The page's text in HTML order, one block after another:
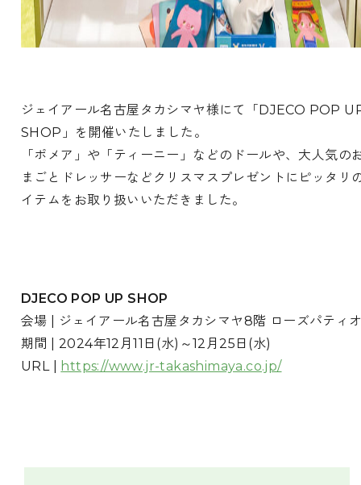
ジェイアール名古屋タカシマヤ様にて「DJECO POP
SHOP」を開催いたしました。
「ポメア」や「ティーニー」などのドールや、大人気の
まごとドレッサーなどクリスマスプレゼントにピッタリ
イテムをお取り扱いいただきました。
DJECO POP UP SHOP
会場 | ジェイアール名古屋タカシマヤ8階 ローズパティ
期間 | 2024年12月11日(水)～12月25日(水)
URL |
https://www.jr-takashimaya.co.jp/